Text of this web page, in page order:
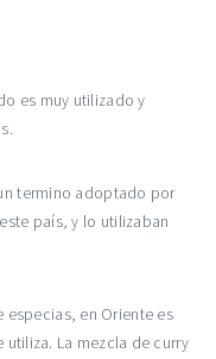
es muy utilizado y
termino adoptado por
país, y lo utilizaban
especias, en Oriente es
utiliza. La mezcla de curry